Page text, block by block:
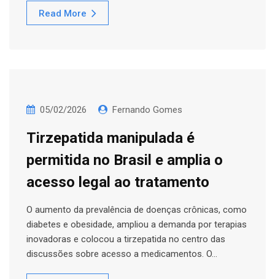
Read More
05/02/2026 Fernando Gomes
Tirzepatida manipulada é
permitida no Brasil e amplia o
acesso legal ao tratamento
O aumento da prevalência de doenças crônicas, como
diabetes e obesidade, ampliou a demanda por terapias
inovadoras e colocou a tirzepatida no centro das
discussões sobre acesso a medicamentos. O…